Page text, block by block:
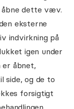
åbne dette væv.
eksterne
indvirkning på
igen under
er åbnet,
side, og de to
forsigtigt